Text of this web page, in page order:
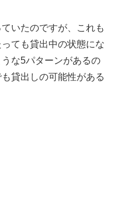
いたのですが、これも
ても貸出中の状態にな
な5パターンがあるの
貸出しの可能性がある